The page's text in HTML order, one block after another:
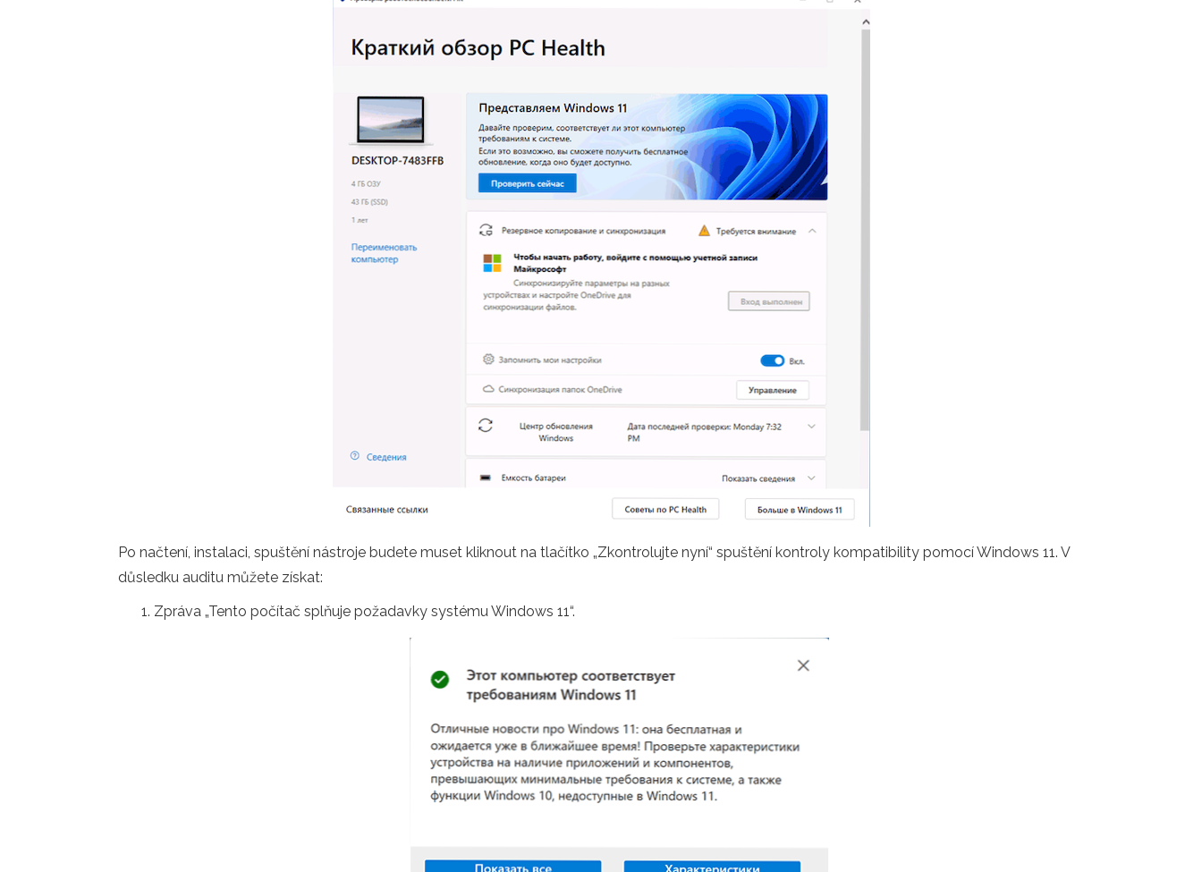
Po načtení, instalaci, spuštění nástroje budete muset kliknout na tlačítko „Zkontrolujte nyní“ spuštění kontroly kompatibility pomocí Windows 11. V
důsledku auditu můžete získat:
Zpráva „Tento počítač splňuje požadavky systému Windows 11“.